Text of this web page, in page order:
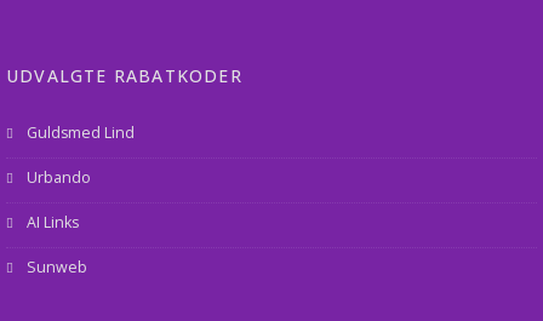
UDVALGTE RABATKODER
Guldsmed Lind
Urbando
AI Links
Sunweb